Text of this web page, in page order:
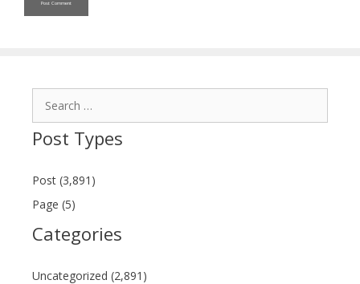
Post Types
Post (3,891)
Page (5)
Categories
Uncategorized (2,891)